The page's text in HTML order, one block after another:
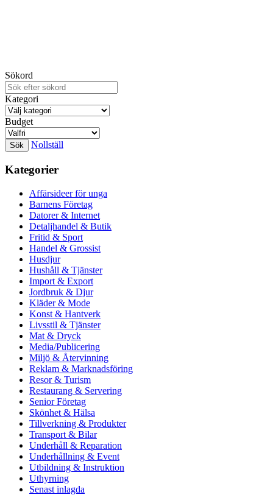
Sökord
Kategori
Budget
Nollställ
Kategorier
Affärsideer för unga
Barnens Företag
Datorer & Internet
Detaljhandel & Butik
Fritid & Sport
Handel & Grossist
Husdjur
Hushåll & Tjänster
Import & Export
Jordbruk & Djur
Kläder & Mode
Konst & Hantverk
Livsstil & Tjänster
Mat & Dryck
Media/Publicering
Miljö & Återvinning
Reklam & Marknadsföring
Resor & Turism
Restaurang & Servering
Senior Företag
Skönhet & Hälsa
Tillverkning & Produkter
Transport & Bilar
Underhåll & Reparation
Underhållning & Event
Utbildning & Instruktion
Uthyrning
Senast inlagda